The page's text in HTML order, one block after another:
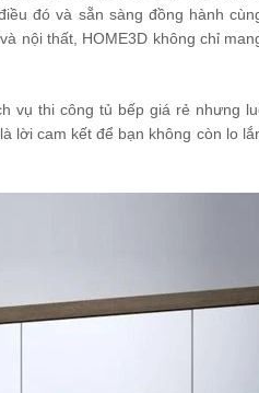
đó và sẵn sàng đồng hành
nội thất, HOME3D không chỉ
vụ thi công tủ bếp giá rẻ nhưng
lời cam kết để bạn không còn lo